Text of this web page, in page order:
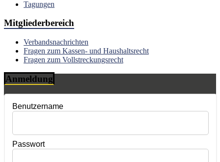
Tagungen
Mitgliederbereich
Verbandsnachrichten
Fragen zum Kassen- und Haushaltsrecht
Fragen zum Vollstreckungsrecht
Anmeldung
Benutzername
Passwort